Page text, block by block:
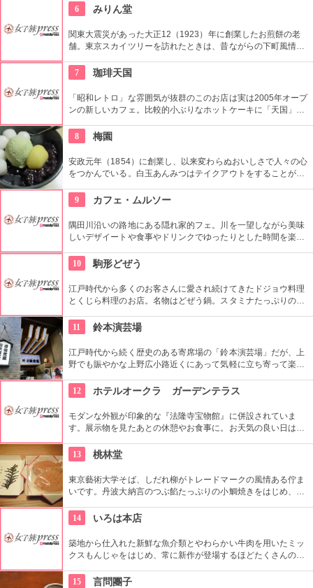
ている。
6 みりん堂
関東大震災があった大正12（1923）年に創業したお煎餅の老
舗。東京スカイツリーを訪れたときは、昔ながらの下町風情と
ではぬれ煎餅にアイスクリームをはさんだ「ぬれソフト」も人
気。
7 珈琲天国
「昭和レトロ」な雰囲気が抜群のこのお店は実は2005年オープ
ンの新しいカフェ。比較的小ぶりなホットケーキに「天国」の
ここへ。
8 梅園
安政元年（1854）に創業し、以来変わらぬおいしさで人々の心
をつかんでいる。白玉あんみつはテイクアウトをすることがで
9
カフェ・ムルソー
隅田川沿いの路地にある隠れ家的フェ。川を一望しながら美味
しいデザイートや食事やドリンクでゆったりとした時間を楽し
10
駒形どぜう
江戸時代から多くのお客さんに愛され続けてきたドジョウ料理
とくじら料理のお店。名物はどぜう鍋。スタミナたっぷりのど
く美味しく頂ける上に健康と美容にも良い。
11 鈴本演芸場
江戸時代から続く歴史のある寄席場の「鈴本演芸場」だが、上
野でも賑やかな上野広小路近くにあって気軽に立ち寄って楽し
ず入ってみてはいかがでしょう。
12 ホテルオークラ ガーデンテラス
モダンな外観が印象的な『法隆寺宝物館』に併設されていま
す。展示物を見たあとの休憩やお食事に。お天気の良い日はテ
が出ることもありますので、何度も訪れたいですね。
13 桃林堂
東京藝術大学そば、しだれ柳がトレードマークの風情ある佇ま
いです。丹波大納言のつぶ餡たっぷりの小鯛焼きをはじめ、水
ます。お抹茶をいただきながら店内でも。
14 いろは本店
築地から仕入れた新鮮な魚介類とやわらかい牛肉を用いたミッ
クスもんじゃをはじめ、常に新作が登場するほどたくさんの種
エビが自慢。
15 言問團子